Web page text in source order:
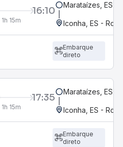
16:10
1h 15m
Marataízes, ES
Iconha, ES -
Embarque
direto
17:35
1h 15m
Marataízes, ES
Iconha, ES -
Embarque
direto